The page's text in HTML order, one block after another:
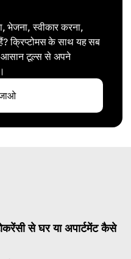
भेजना, स्वीकार करना,
क्रिप्टोमस के साथ यह सब
आसान टूल्स से अपने
से घर या अपार्टमेंट कैसे